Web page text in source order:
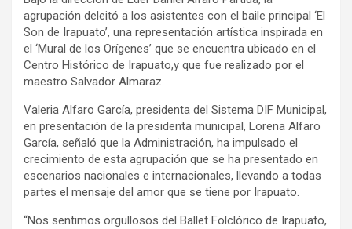
agrupación deleitó a los asistentes con el baile principal ‘El
Son de Irapuato’, una representación artística inspirada en
el ‘Mural de los Orígenes’ que se encuentra ubicado en el
Centro Histórico de Irapuato,y que fue realizado por el
maestro Salvador Almaraz.
Valeria Alfaro García, presidenta del Sistema DIF Municipal,
en presentación de la presidenta municipal, Lorena Alfaro
García, señaló que la Administración, ha impulsado el
crecimiento de esta agrupación que se ha presentado en
escenarios nacionales e internacionales, llevando a todas
partes el mensaje del amor que se tiene por Irapuato.
“Nos sentimos orgullosos del Ballet Folclórico de Irapuato,